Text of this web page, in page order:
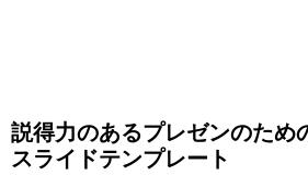
説得力のあるプレゼンのため
スライドテンプレート